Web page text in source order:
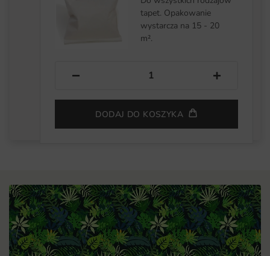
tapet. Opakowanie
wystarcza na 15 - 20
m².
− +
DODAJ DO KOSZYKA